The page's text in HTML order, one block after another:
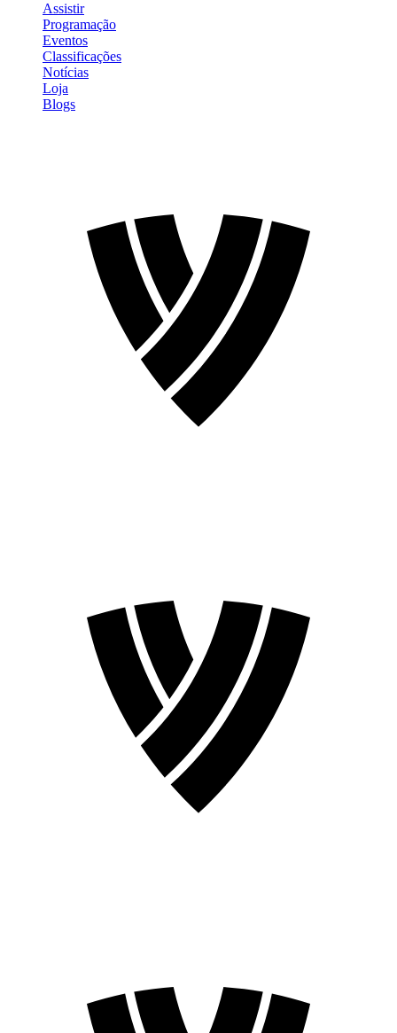
Assistir
Programação
Eventos
Classificações
Notícias
Loja
Blogs